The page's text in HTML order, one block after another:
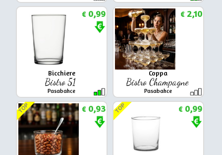
Bicchiere
Bistro 51
Pasabahce
€0,99
Coppa
Bistro Champagne
Pasabahce
€2,10
TOP €0,93 TOP €0,99